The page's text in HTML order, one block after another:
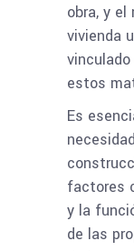
obra, y
vivienda
estos
Es
factores
y la
de las